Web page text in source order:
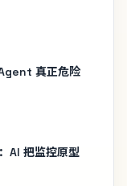
真正危险
AI 把监控原型